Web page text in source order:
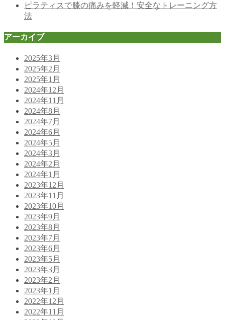
ピラティスで膝の痛みを軽減！安全なトレーニング方
法
アーカイブ
2025年3月
2025年2月
2025年1月
2024年12月
2024年11月
2024年8月
2024年7月
2024年6月
2024年5月
2024年3月
2024年2月
2024年1月
2023年12月
2023年11月
2023年10月
2023年9月
2023年8月
2023年7月
2023年6月
2023年5月
2023年3月
2023年2月
2023年1月
2022年12月
2022年11月